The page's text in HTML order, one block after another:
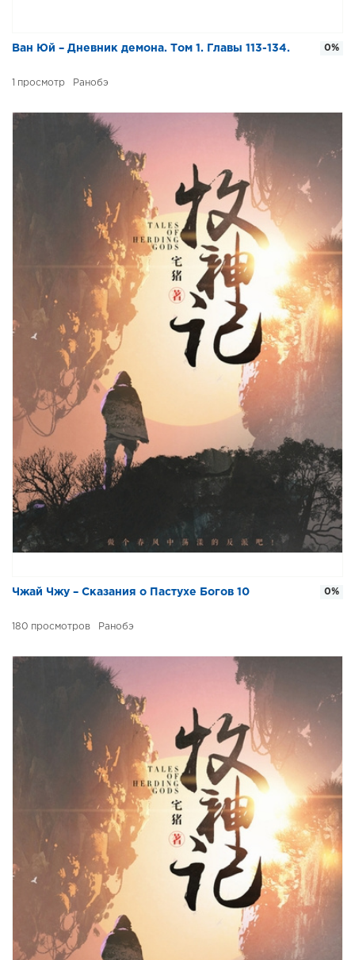
Ван Юй – Дневник демона. Том 1. Главы 113-134.
1 Ранобэ
0%
Чжай Чжу – Сказания о Пастухе Богов 10
180 Ранобэ
0%